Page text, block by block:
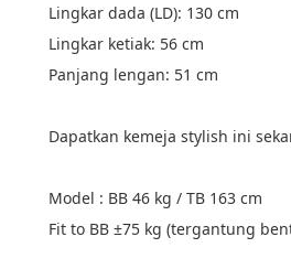
Lingkar dada (LD): 130 cm
Lingkar ketiak: 56 cm
Panjang lengan: 51 cm
Dapatkan kemeja stylish ini
Model : BB 46 kg / TB 163 cm
Fit to BB ±75 kg (tergantung